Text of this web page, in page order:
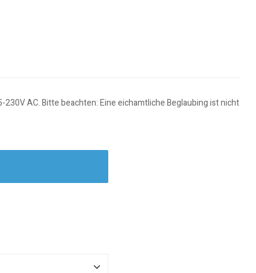
AC. Bitte beachten: Eine eichamtliche Beglaubing ist nicht